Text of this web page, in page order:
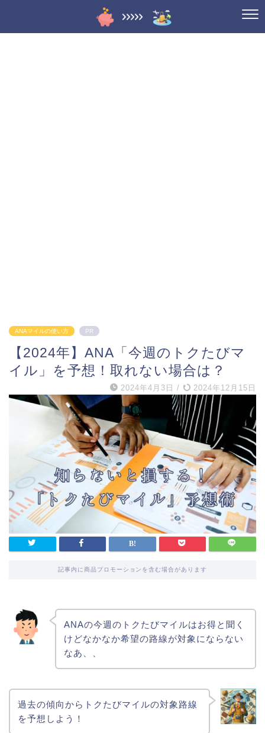
ANAマイルの使い方 PR
【2024年】ANA「今週のトクたびマ
イル」を予想！取れない場合は？
2024年4月3日 / 2024年12月15日
記事内に商品プロモーションを含む場合があります
ANAの今週のトクたびマイルはお得と聞く
けどなかなか希望の路線が対象にならない
なあ、、
過去の傾向からトクたびマイルの対象路線
を予想しよう！